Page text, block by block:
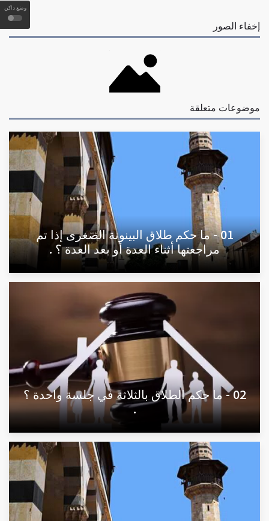
وضع داكن
إخفاء الصور
موضوعات متعلقة
01 - ما حكم طلاق البينونة الصغرى إذا تم
مراجعتها أثناء العدة أو بعد العدة ؟ .
02 - ما حكم الطلاق بالثلاثة في جلسة واحدة ؟
.